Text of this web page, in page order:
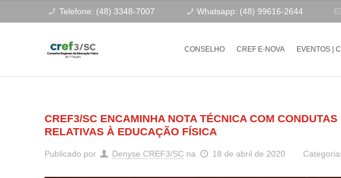
Telefone: (48) 3348-7007 Whatsapp: (48) 99616-2644
CONSELHO CREF E-NOVA EVENTOS |
CREF3/SC ENCAMINHA NOTA TÉCNICA COM
RELATIVAS À EDUCAÇÃO FÍSICA
Publicado por Denyse CREF3/SC na 18 de abril de 2020